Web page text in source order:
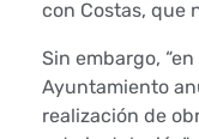
d
con Costas, que
Sin embargo,
Ayuntamiento
realización de